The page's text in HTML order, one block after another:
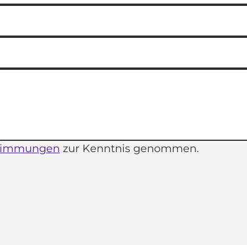
zur Kenntnis genommen.